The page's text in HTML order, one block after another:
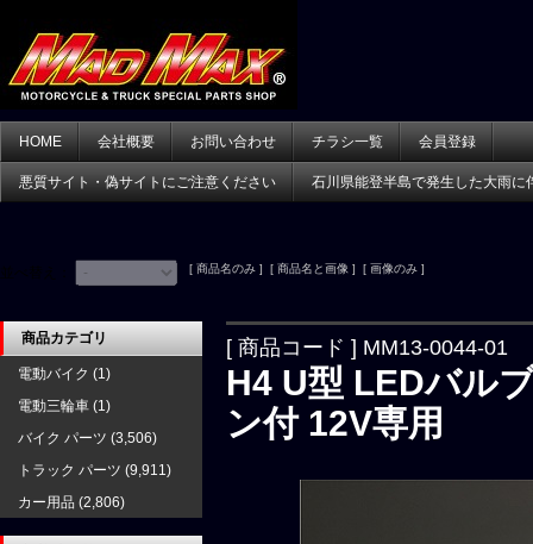
HOME 会社概要 お問い合わせ チラシ一覧 会員登録
悪質サイト・偽サイトにご注意ください 石川県能登半島で発生した大雨に
[ 商品名のみ ] [ 商品名と画像 ] [ 画像のみ ]
[ 商品コード ] MM13-0044-01
H4 U型 LEDバル
ン付 12V専用
商品カテゴリ
電動バイク (1)
電動三輪車 (1)
バイク パーツ (3,506)
トラック パーツ (9,911)
カー用品 (2,806)